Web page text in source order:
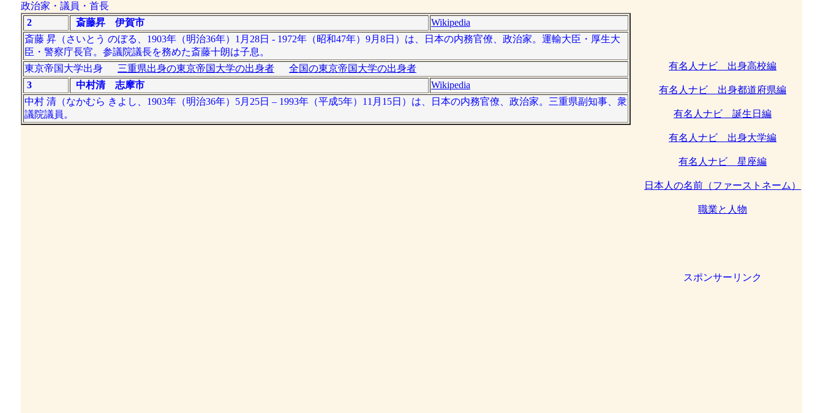
政治家・議員・首長
2
斎藤昇 伊賀市
Wikipedia
斎藤 昇（さいとう のぼる、1903年（明治36年）1月28日 - 1972年（昭和47年）9月8日）は、日本の内務官僚、政治家。運輸大臣・厚生大
臣・警察庁長官。参議院議長を務めた斎藤十朗は子息。
東京帝国大学出身 三重県出身の東京帝国大学の出身者
全国の東京帝国大学の出身者
3
中村清 志摩市
Wikipedia
中村 清（なかむら きよし、1903年（明治36年）5月25日 – 1993年（平成5年）11月15日）は、日本の内務官僚、政治家。三重県副知事、衆
議院議員。
有名人ナビ 出身高校編
有名人ナビ 出身都道府県編
有名人ナビ 誕生日編
有名人ナビ 出身大学編
有名人ナビ 星座編
日本人の名前（ファーストネーム）
職業と人物
スポンサーリンク